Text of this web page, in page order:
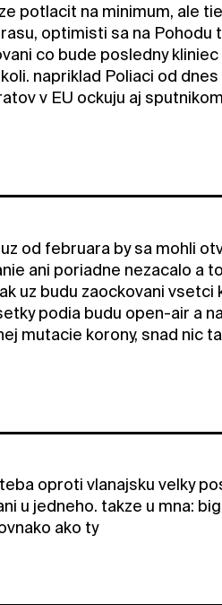
potlacit na minimum, ale
optimisti sa na Pohodu
co bude posledny
napriklad Poliaci od dnes
v EU ockuju aj
od februara by sa mohli
ani poriadne nezacalo a
uz budu zaockovani vsetci
podia budu open-air a
mutacie korony, snad nic
oproti vlanajsku velky
u jedneho. takze u mna:
ako ty